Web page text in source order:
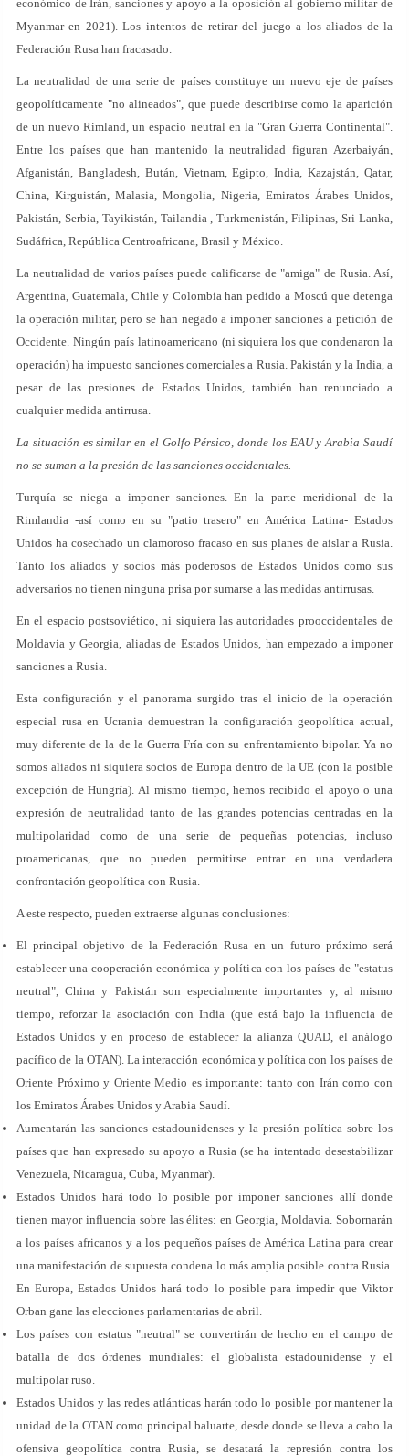
económico de Irán, sanciones y apoyo a la oposición al gobierno militar de
Myanmar en 2021). Los intentos de retirar del juego a los aliados de la
Federación Rusa han fracasado.
La neutralidad de una serie de países constituye un nuevo eje de países
geopolíticamente "no alineados", que puede describirse como la aparición
de un nuevo Rimland, un espacio neutral en la "Gran Guerra Continental".
Entre los países que han mantenido la neutralidad figuran Azerbaiyán,
Afganistán, Bangladesh, Bután, Vietnam, Egipto, India, Kazajstán, Qatar,
China, Kirguistán, Malasia, Mongolia, Nigeria, Emiratos Árabes Unidos,
Pakistán, Serbia, Tayikistán, Tailandia , Turkmenistán, Filipinas, Sri-Lanka,
Sudáfrica, República Centroafricana, Brasil y México.
La neutralidad de varios países puede calificarse de "amiga" de Rusia. Así,
Argentina, Guatemala, Chile y Colombia han pedido a Moscú que detenga
la operación militar, pero se han negado a imponer sanciones a petición de
Occidente. Ningún país latinoamericano (ni siquiera los que condenaron la
operación) ha impuesto sanciones comerciales a Rusia. Pakistán y la India, a
pesar de las presiones de Estados Unidos, también han renunciado a
cualquier medida antirrusa.
La situación es similar en el Golfo Pérsico, donde los EAU y Arabia Saudí
no se suman a la presión de las sanciones occidentales.
Turquía se niega a imponer sanciones. En la parte meridional de la
Rimlandia -así como en su "patio trasero" en América Latina- Estados
Unidos ha cosechado un clamoroso fracaso en sus planes de aislar a Rusia.
Tanto los aliados y socios más poderosos de Estados Unidos como sus
adversarios no tienen ninguna prisa por sumarse a las medidas antirrusas.
En el espacio postsoviético, ni siquiera las autoridades prooccidentales de
Moldavia y Georgia, aliadas de Estados Unidos, han empezado a imponer
sanciones a Rusia.
Esta configuración y el panorama surgido tras el inicio de la operación
especial rusa en Ucrania demuestran la configuración geopolítica actual,
muy diferente de la de la Guerra Fría con su enfrentamiento bipolar. Ya no
somos aliados ni siquiera socios de Europa dentro de la UE (con la posible
excepción de Hungría). Al mismo tiempo, hemos recibido el apoyo o una
expresión de neutralidad tanto de las grandes potencias centradas en la
multipolaridad como de una serie de pequeñas potencias, incluso
proamericanas, que no pueden permitirse entrar en una verdadera
confrontación geopolítica con Rusia.
A este respecto, pueden extraerse algunas conclusiones:
El principal objetivo de la Federación Rusa en un futuro próximo será
establecer una cooperación económica y política con los países de "estatus
neutral", China y Pakistán son especialmente importantes y, al mismo
tiempo, reforzar la asociación con India (que está bajo la influencia de
Estados Unidos y en proceso de establecer la alianza QUAD, el análogo
pacífico de la OTAN). La interacción económica y política con los países de
Oriente Próximo y Oriente Medio es importante: tanto con Irán como con
los Emiratos Árabes Unidos y Arabia Saudí.
Aumentarán las sanciones estadounidenses y la presión política sobre los
países que han expresado su apoyo a Rusia (se ha intentado desestabilizar
Venezuela, Nicaragua, Cuba, Myanmar).
Estados Unidos hará todo lo posible por imponer sanciones allí donde
tienen mayor influencia sobre las élites: en Georgia, Moldavia. Sobornarán
a los países africanos y a los pequeños países de América Latina para crear
una manifestación de supuesta condena lo más amplia posible contra Rusia.
En Europa, Estados Unidos hará todo lo posible para impedir que Viktor
Orban gane las elecciones parlamentarias de abril.
Los países con estatus "neutral" se convertirán de hecho en el campo de
batalla de dos órdenes mundiales: el globalista estadounidense y el
multipolar ruso.
Estados Unidos y las redes atlánticas harán todo lo posible por mantener la
unidad de la OTAN como principal baluarte, desde donde se lleva a cabo la
ofensiva geopolítica contra Rusia, se desatará la represión contra los